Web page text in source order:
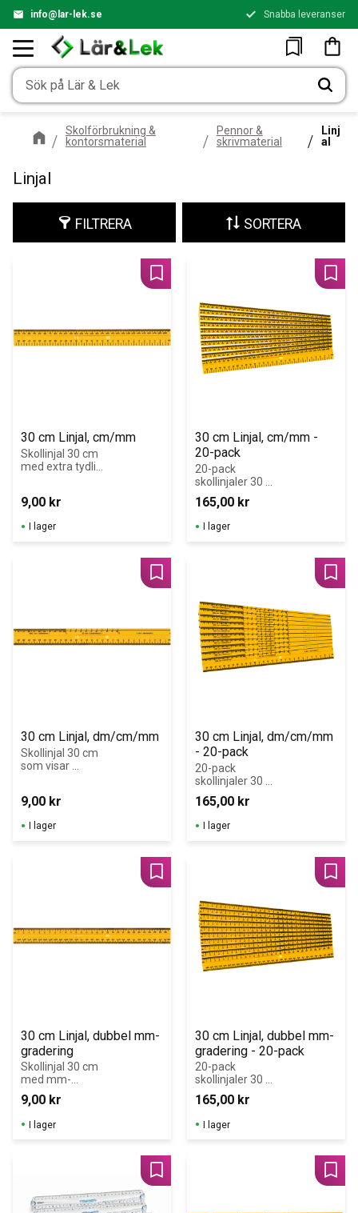
info@lar-lek.se Snabba leveranser
Favoriter
Skolförbrukning &
kontorsmaterial
Pennor &
skrivmaterial
Linj
al
Linjal
FILTRERA SORTERA
30 cm Linjal, cm/mm
Skollinjal 30 cm
med extra tydlig
9,00 kr
Lägg till i favoriter
I lager
30 cm Linjal, cm/mm -
20-pack
20-pack
skollinjaler 30
cm med tydlig
cm/mm-
gradering.
165,00 kr
I lager
30 cm Linjal, dm/cm/mm
Skollinjal 30 cm
som visar
9,00 kr
Lägg till i favoriter
I lager
30 cm Linjal, dm/cm/mm
- 20-pack
20-pack
skollinjaler 30
cm som visar
sambandet dm-
cm-mm. Åk 4-6
165,00 kr
I lager
30 cm Linjal, dubbel mm-
gradering
Skollinjal 30 cm
med mm-
gradering på
båda kanter.
9,00 kr
Lägg till i favoriter
I lager
30 cm Linjal, dubbel mm-
gradering - 20-pack
20-pack
skollinjaler 30
cm med mm-
gradering på
båda kanter. Åk
4-6.
165,00 kr
I lager
Lägg till i favoriter